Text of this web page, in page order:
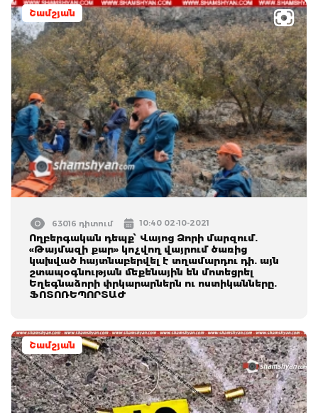
Շամշյան
63016 դիտում 10:40 02-10-2021
Ողբերգական դեպք՝ Վայոց Ձորի մարզում.
«Թայմազի քար» կոչվող վայրում ծառից
կախված հայտնաբերվել է տղամարդու դի. այն
շտապօգնության մեքենային են մոտեցրել
Եղեգնաձորի փրկարարներն ու ոստիկանները.
ՖՈՏՈՌԵՊՈՐՏԱԺ
Շամշյան